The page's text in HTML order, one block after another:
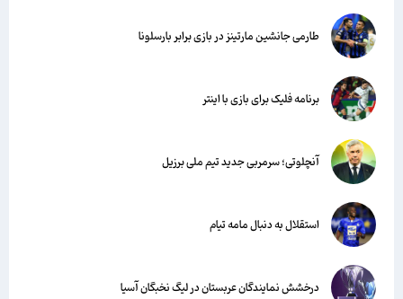
طارمی جانشین مارتینز در بازی برابر بارسلونا
برنامه فلیک برای بازی با اینتر
آنچلوتی؛ سرمربی جدید تیم ملی برزیل
استقلال به دنبال مامه تیام
درخشش نمایندگان عربستان در لیگ نخبگان آسیا